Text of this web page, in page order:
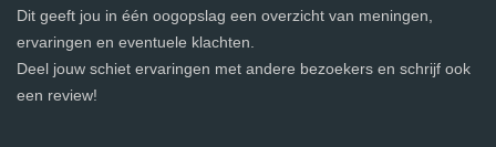
Dit geeft jou in één oogopslag een overzicht van meningen,
ervaringen en eventuele klachten.
Deel jouw schiet ervaringen met andere bezoekers en schrijf ook
een review!